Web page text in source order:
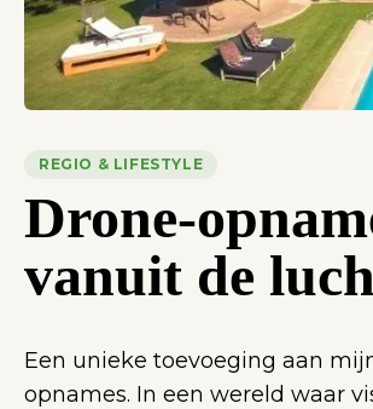
REGIO & LIFESTYLE
Drone-
vanuit de
Een unieke toevoeging aan
opnames. In een wereld waar